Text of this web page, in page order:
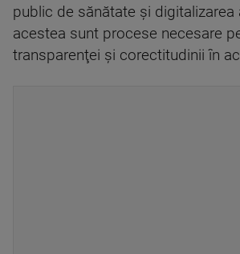
public de sănătate şi digitalizarea
acestea sunt procese necesare
transparenţei şi corectitudinii în